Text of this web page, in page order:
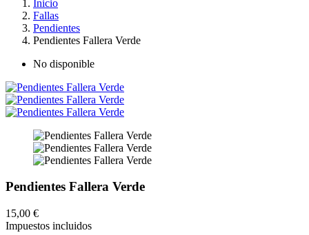
Inicio
Fallas
Pendientes
Pendientes Fallera Verde
No disponible
Pendientes Fallera Verde
15,00 €
Impuestos incluidos